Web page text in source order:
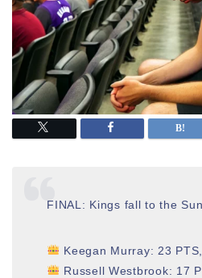
FINAL: Kings fall to the
Keegan Murray: 23
Russell Westbrook: 17